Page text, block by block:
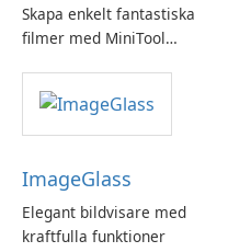
Skapa enkelt fantastiska
filmer med MiniTool
ImageGlass
Elegant bildvisare med
kraftfulla funktioner